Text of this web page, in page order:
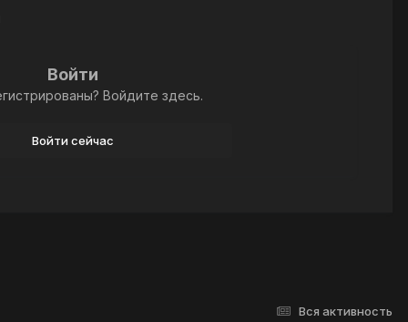
Войти
Войдите здесь.
Войти сейчас
Вся активность